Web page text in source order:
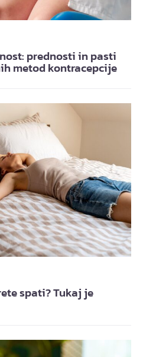
prednosti in pasti
metod kontracepcije
spati? Tukaj je